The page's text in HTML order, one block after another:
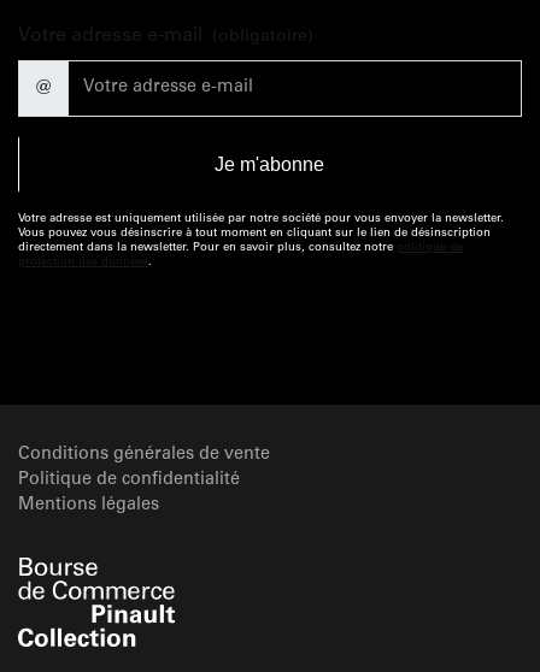
Votre adresse e-mail (obligatoire)
@
Votre adresse est uniquement utilisée par notre société pour vous envoyer la newsletter.
Vous pouvez vous désinscrire à tout moment en cliquant sur le lien de désinscription
directement dans la newsletter. Pour en savoir plus, consultez notre
politique de
protection des données .
Conditions générales de vente
Politique de confidentialité
Mentions légales